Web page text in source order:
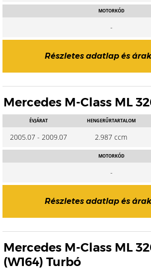
MOTORKÓD
-
Részletes adatlap és árak
Mercedes M-Class ML
ÉVJÁRAT
2005.07 - 2009.07
HENGERŰRTARTALOM
2.987 ccm
MOTORKÓD
-
Részletes adatlap és árak
Mercedes M-Class ML
(W164) Turbó